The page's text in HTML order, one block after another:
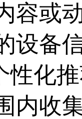
容或
设备
性化
内收